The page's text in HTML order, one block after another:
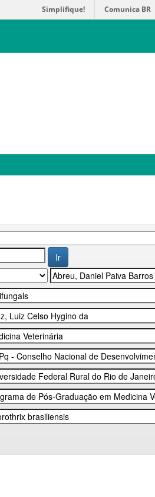
Simplifique! Comunica BR